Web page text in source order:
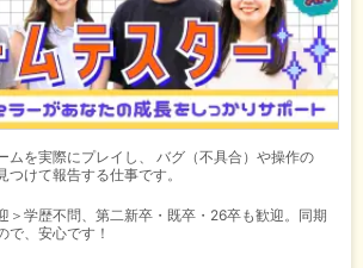
ムを実際にプレイし、 バグ（不具合）や操作の
つけて報告する仕事です。
＞学歴不問、第二新卒・既卒・26卒も歓迎。同期
で、安心です！